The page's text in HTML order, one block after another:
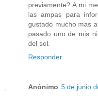
previamente? A mi
las ampas para
gustado mucho mas
pasado uno de mis
del sol.
Responder
Anónimo 5 de junio